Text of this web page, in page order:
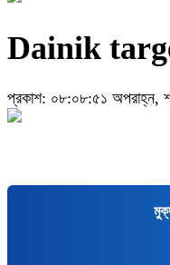
Dainik
প্রকাশ: ০৮:০৮:৫১ অপরাহ্ন,